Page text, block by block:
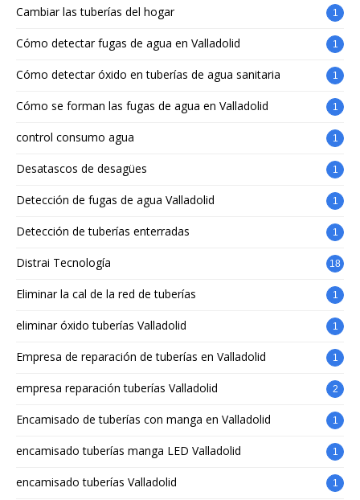
Cambiar las tuberías del hogar 1
Cómo detectar fugas de agua en Valladolid 1
Cómo detectar óxido en tuberías de agua sanitaria 1
Cómo se forman las fugas de agua en Valladolid 1
control consumo agua 1
Desatascos de desagües 1
Detección de fugas de agua Valladolid 1
Detección de tuberías enterradas 1
Distrai Tecnología 18
Eliminar la cal de la red de tuberías 1
eliminar óxido tuberías Valladolid 1
Empresa de reparación de tuberías en Valladolid 1
empresa reparación tuberías Valladolid 2
Encamisado de tuberías con manga en Valladolid 1
encamisado tuberías manga LED Valladolid 1
encamisado tuberías Valladolid 1